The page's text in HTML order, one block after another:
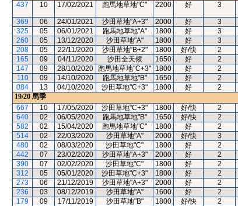
437
10 17/02/2021 跑馬地草地"C" 2200 好 3
369 06 24/01/2021 沙田草地"A+3" 2000 好 3
325
05 06/01/2021 跑馬地草地"A" 1800 好 3
260
05 13/12/2020 沙田草地"A" 1800 好 3
208
05 22/11/2020 沙田草地"B+2" 1800 好/快 2
165
09 04/11/2020 沙田全天候 1650 好 2
147
09 28/10/2020 跑馬地草地"C+3" 1800 好 2
110
09 14/10/2020 跑馬地草地"B" 1650 好 2
084
13 04/10/2020 沙田草地"C+3" 1800 好 2
19/20 馬季
667
10 17/05/2020 沙田草地"C+3" 1800 好/快 2
640
02 06/05/2020 跑馬地草地"B" 1650 好/快 2
582
02 15/04/2020 跑馬地草地"C" 1800 好 2
514
02 22/03/2020 沙田草地"A" 2000 好/快 3
480
02 08/03/2020 沙田草地"C" 1800 好 2
442
07 23/02/2020 沙田草地"A+3" 2000 好 2
390
07 02/02/2020 沙田草地"C" 1800 好 2
312
05 05/01/2020 沙田草地"C+3" 1800 好 2
273
06 21/12/2019 沙田草地"A+3" 2000 好 2
236
03 08/12/2019 沙田草地"A" 1600 好 2
179
09 17/11/2019 沙田草地"B" 1800 好/快 2